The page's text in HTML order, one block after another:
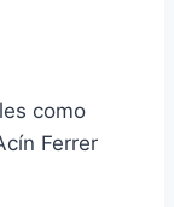
como
Ferrer